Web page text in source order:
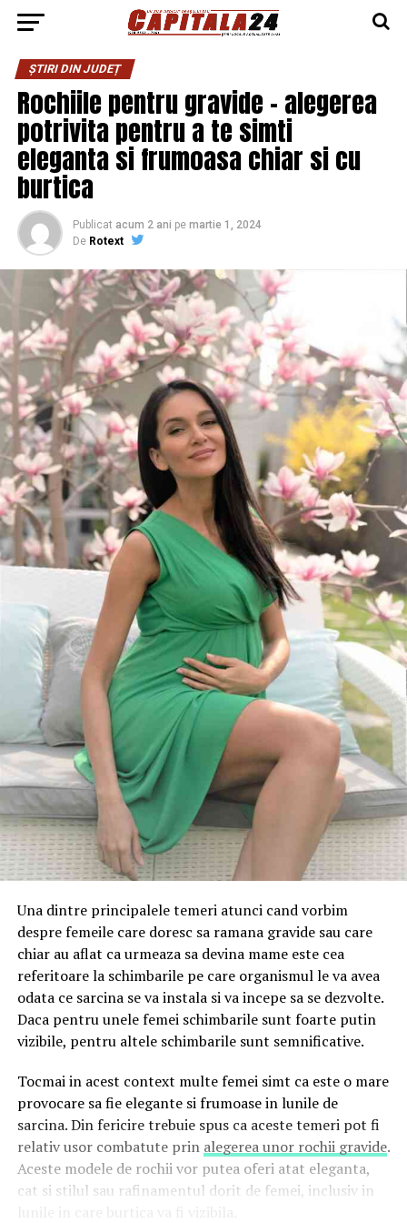
ȘTIRI DIN JUDEȚ
Rochiile pentru gravide – alegerea
potrivita pentru a te simti
eleganta si frumoasa chiar si cu
burtica
Publicat acum 2 ani pe martie 1, 2024
De Rotext
Una dintre principalele temeri atunci cand vorbim
despre femeile care doresc sa ramana gravide sau care
chiar au aflat ca urmeaza sa devina mame este cea
referitoare la schimbarile pe care organismul le va avea
odata ce sarcina se va instala si va incepe sa se dezvolte.
Daca pentru unele femei schimbarile sunt foarte putin
vizibile, pentru altele schimbarile sunt semnificative.
Tocmai in acest context multe femei simt ca este o mare
provocare sa fie elegante si frumoase in lunile de
sarcina. Din fericire trebuie spus ca aceste temeri pot fi
relativ usor combatute prin alegerea unor rochii gravide.
Aceste modele de rochii vor putea oferi atat eleganta,
cat si stilul sau rafinamentul dorit de femei, inclusiv in